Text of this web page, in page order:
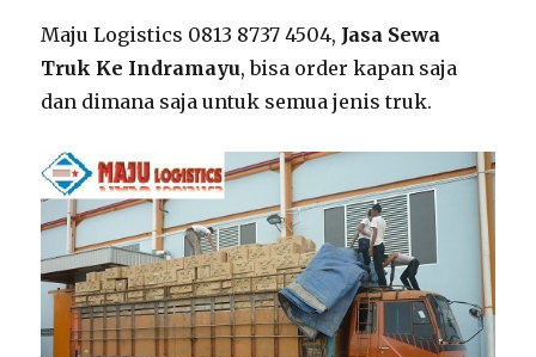
Maju Logistics 0813 8737 4504, Jasa Sewa
Truk Ke Indramayu, bisa order kapan saja
dan dimana saja untuk semua jenis truk.